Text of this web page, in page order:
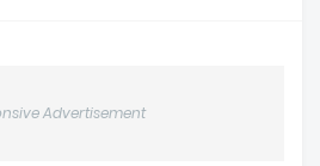
Advertisement